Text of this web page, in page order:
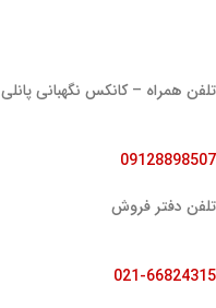
تلفن همراه – کانکس نگهبانی پانلی
09128898507
تلفن دفتر فروش
021-66824315